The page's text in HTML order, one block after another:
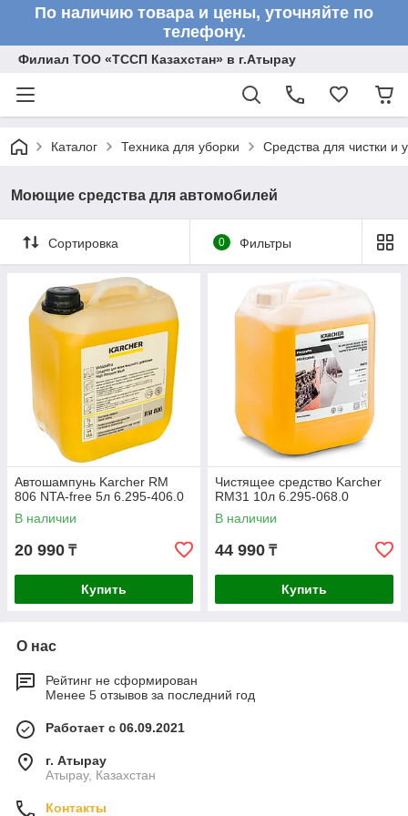
По наличию товара и цены, уточняйте по
телефону.
Филиал ТОО «ТССП Казахстан» в г.Атырау
Каталог Техника для уборки Средства для чистки и
Моющие средства для автомобилей
Сортировка 0 Фильтры
Автошампунь Karcher RM
806 NTA-free 5л 6.295-406.0
В наличии
20 990 ₸
Купить
Чистящее средство Karcher
RM31 10л 6.295-068.0
В наличии
44 990 ₸
Купить
О нас
Рейтинг не сформирован
Менее 5 отзывов за последний год
Работает с 06.09.2021
г. Атырау
Атырау, Казахстан
Контакты